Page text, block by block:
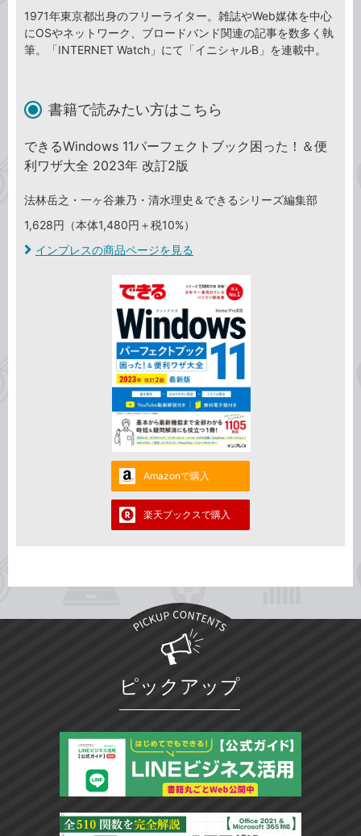
1971年東京都出身のフリーライター。雑誌やWeb媒体を中心
にOSやネットワーク、ブロードバンド関連の記事を数多く執
筆。「INTERNET Watch」にて「イニシャルB」を連載中。
書籍で読みたい方はこちら
できるWindows 11パーフェクトブック困った！＆便
利ワザ大全 2023年 改訂2版
法林岳之・一ヶ谷兼乃・清水理史＆できるシリーズ編集部
1,628円（本体1,480円＋税10%）
インプレスの商品ページを見る
Amazonで購入
楽天ブックスで購入
ピックアップ